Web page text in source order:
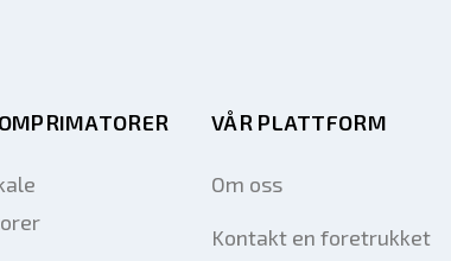
VÅR PLATTFORM
Om oss
Kontakt en foretrukket